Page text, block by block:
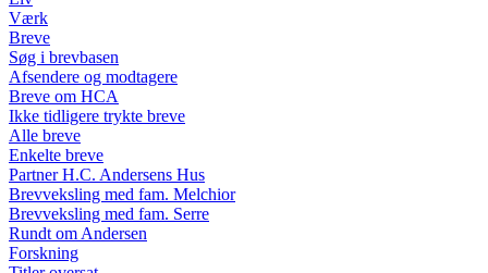
Værk
Breve
Søg i brevbasen
Afsendere og modtagere
Breve om HCA
Ikke tidligere trykte breve
Alle breve
Enkelte breve
Partner H.C. Andersens Hus
Brevveksling med fam. Melchior
Brevveksling med fam. Serre
Rundt om Andersen
Forskning